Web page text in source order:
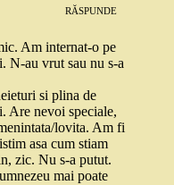
RĂSPUNDE
Am internat-o pe
N-au vrut sau nu s-a
si plina de
Are nevoi speciale,
lovita. Am fi
asa cum stiam
zic. Nu s-a putut.
mai poate